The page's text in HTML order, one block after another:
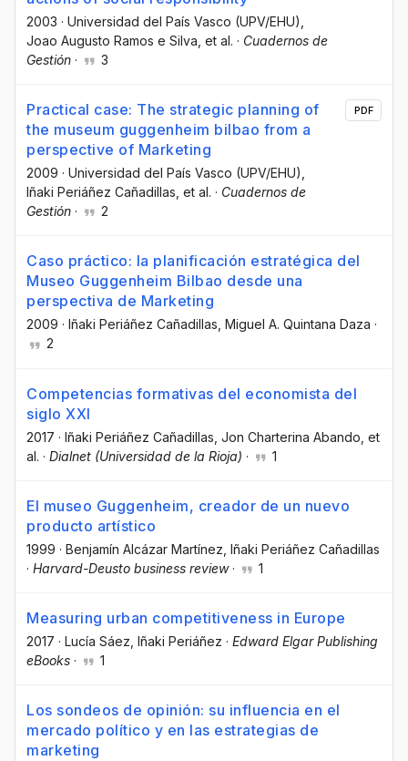
2003 · Universidad del País Vasco (UPV/EHU)
Joao Augusto Ramos e Silva , et al. · Cuadernos de
Gestión · 3
Practical case: The strategic planning of
the museum guggenheim bilbao from a
perspective of Marketing
2009 · Universidad del País Vasco (UPV/EHU)
Iñaki Periáñez Cañadillas , et al. · Cuadernos de
Gestión · 2
PDF
Caso práctico: la planificación estratégica del
Museo Guggenheim Bilbao desde una
perspectiva de Marketing
2009 · Iñaki Periáñez Cañadillas, Miguel A. Quintana Daza ·
2
Competencias formativas del economista del
siglo XXI
2017 · Iñaki Periáñez Cañadillas , Jon Charterina Abando , et
al. · Dialnet (Universidad de la Rioja) · 1
El museo Guggenheim, creador de un nuevo
producto artístico
1999 · Benjamín Alcázar Martínez , Iñaki Periáñez Cañadillas
· Harvard-Deusto business review· 1
Measuring urban competitiveness in Europe
2017 · Lucía Sáez , Iñaki Periáñez · Edward Elgar Publishing
eBooks · 1
Los sondeos de opinión: su influencia en el
mercado político y en las estrategias de
marketing